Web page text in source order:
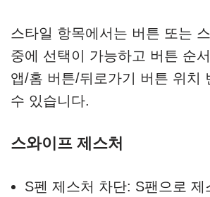
스타일 항목에서는 버튼 또는
중에 선택이 가능하고 버튼 순
앱/홈 버튼/뒤로가기 버튼 위치
수 있습니다.
스와이프 제스처
S펜 제스처 차단: S팬으로 제